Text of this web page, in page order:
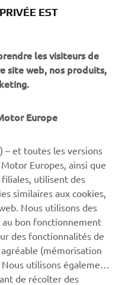
Cup
PLUS D'ACTUALITÉS
EST
les visiteurs de
site web, nos produits,
Europe
– et toutes les versions
Europes, ainsi que
filiales, utilisent des
similaires aux cookies,
Nous utilisons des
bon fonctionnement
des fonctionnalités de
(mémorisation
utilisons également
de récolter des